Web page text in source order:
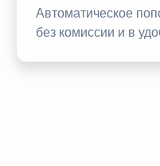
Автоматическое
без комиссии и в